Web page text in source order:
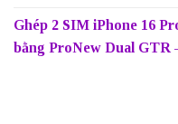
Ghép 2 SIM iPhone 16
bằng ProNew Dual GTR